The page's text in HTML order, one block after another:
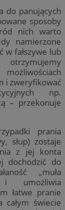
do panujących
sposoby
nich warto
namierzone
w fałszywe lub
i zweryfikować
np.
– przekonuje
prania
słup) zostaje
z jej konta
dochodzić do
„muła
i umożliwia
łatwe pranie
świecie